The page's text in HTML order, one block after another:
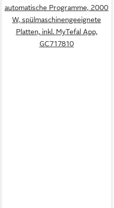
automatische Programme, 2000
W, spülmaschinengeeignete
Platten, inkl. MyTefal App,
GC717810